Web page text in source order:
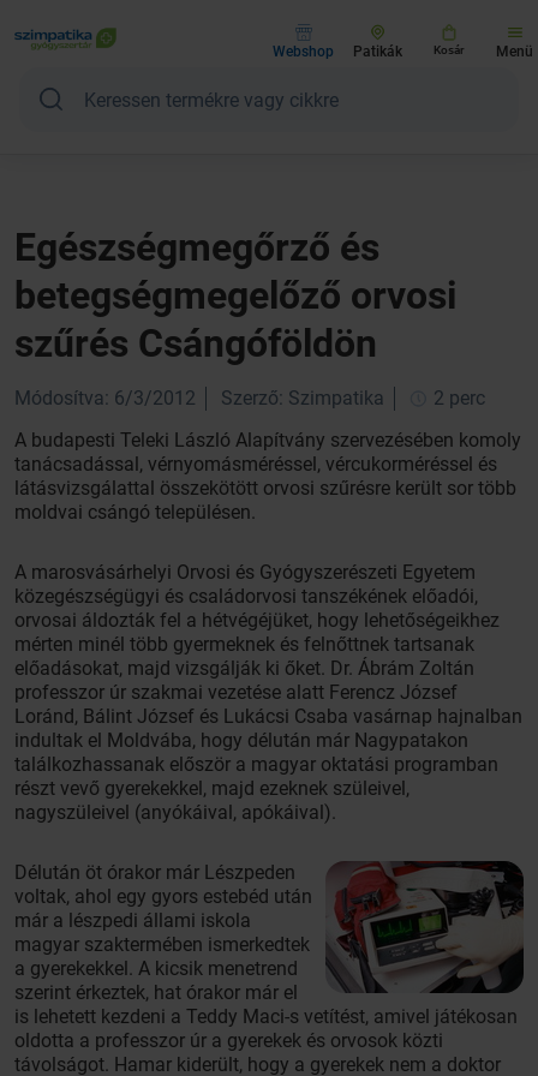
Webshop Patikák Kosár Menü
Egészségmegőrző és
betegségmegelőző orvosi
szűrés Csángóföldön
Módosítva: 6/3/2012 Szerző: Szimpatika
2 perc
A budapesti Teleki László Alapítvány szervezésében komoly
tanácsadással, vérnyomásméréssel, vércukorméréssel és
látásvizsgálattal összekötött orvosi szűrésre került sor több
moldvai csángó településen.
A marosvásárhelyi Orvosi és Gyógyszerészeti Egyetem
közegészségügyi és családorvosi tanszékének előadói,
orvosai áldozták fel a hétvégéjüket, hogy lehetőségeikhez
mérten minél több gyermeknek és felnőttnek tartsanak
előadásokat, majd vizsgálják ki őket. Dr. Ábrám Zoltán
professzor úr szakmai vezetése alatt Ferencz József
Loránd, Bálint József és Lukácsi Csaba vasárnap hajnalban
indultak el Moldvába, hogy délután már Nagypatakon
találkozhassanak először a magyar oktatási programban
részt vevő gyerekekkel, majd ezeknek szüleivel,
nagyszüleivel (anyókáival, apókáival).
Délután öt órakor már Lészpeden
voltak, ahol egy gyors estebéd után
már a lészpedi állami iskola
magyar szaktermében ismerkedtek
a gyerekekkel. A kicsik menetrend
szerint érkeztek, hat órakor már el
is lehetett kezdeni a Teddy Maci-s vetítést, amivel játékosan
oldotta a professzor úr a gyerekek és orvosok közti
távolságot. Hamar kiderült, hogy a gyerekek nem a doktor